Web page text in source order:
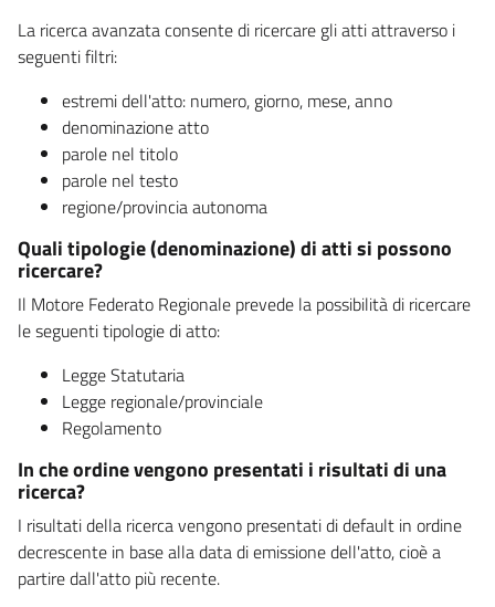
La ricerca avanzata consente di ricercare gli atti attraverso i
seguenti filtri:
estremi dell'atto: numero, giorno, mese, anno
denominazione atto
parole nel titolo
parole nel testo
regione/provincia autonoma
Quali tipologie (denominazione) di atti si possono
ricercare?
Il Motore Federato Regionale prevede la possibilità di ricercare
le seguenti tipologie di atto:
Legge Statutaria
Legge regionale/provinciale
Regolamento
In che ordine vengono presentati i risultati di una
ricerca?
I risultati della ricerca vengono presentati di default in ordine
decrescente in base alla data di emissione dell'atto, cioè a
partire dall'atto più recente.